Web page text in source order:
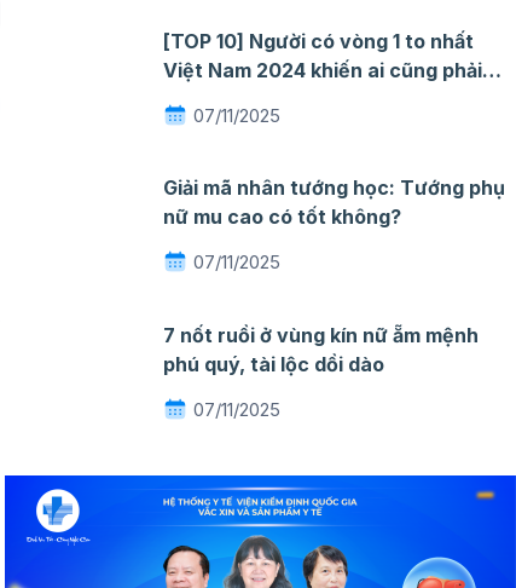
[TOP 10] Người có vòng 1 to nhất
Việt Nam 2024 khiến ai cũng phải
ngỡ ngàng mê đắm
07/11/2025
Giải mã nhân tướng học: Tướng phụ
nữ mu cao có tốt không?
07/11/2025
7 nốt ruồi ở vùng kín nữ ẵm mệnh
phú quý, tài lộc dồi dào
07/11/2025